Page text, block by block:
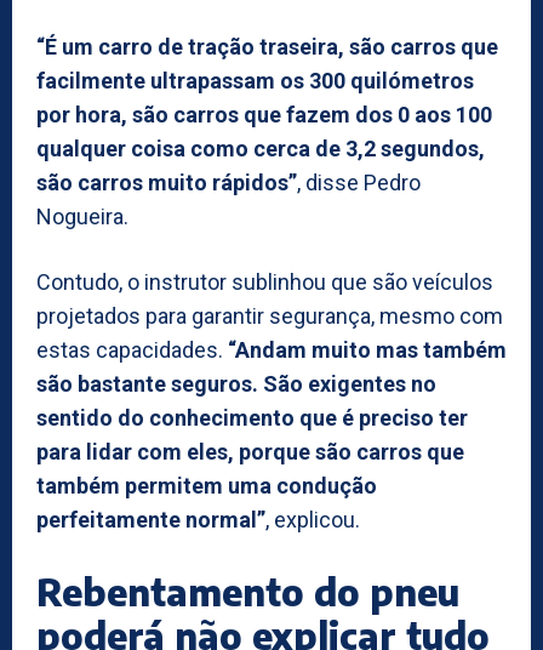
“É um carro de tração traseira, são carros que
facilmente ultrapassam os 300 quilómetros
por hora, são carros que fazem dos 0 aos 100
qualquer coisa como cerca de 3,2 segundos,
são carros muito rápidos”, disse Pedro
Nogueira.
Contudo, o instrutor sublinhou que são veículos
projetados para garantir segurança, mesmo com
estas capacidades. “Andam muito mas também
são bastante seguros. São exigentes no
sentido do conhecimento que é preciso ter
para lidar com eles, porque são carros que
também permitem uma condução
perfeitamente normal”, explicou.
Rebentamento do pneu
poderá não explicar tudo